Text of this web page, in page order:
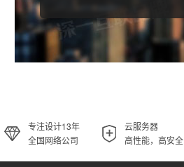
专注设计13年
全国网络公司
云服务器
高性能，高安全